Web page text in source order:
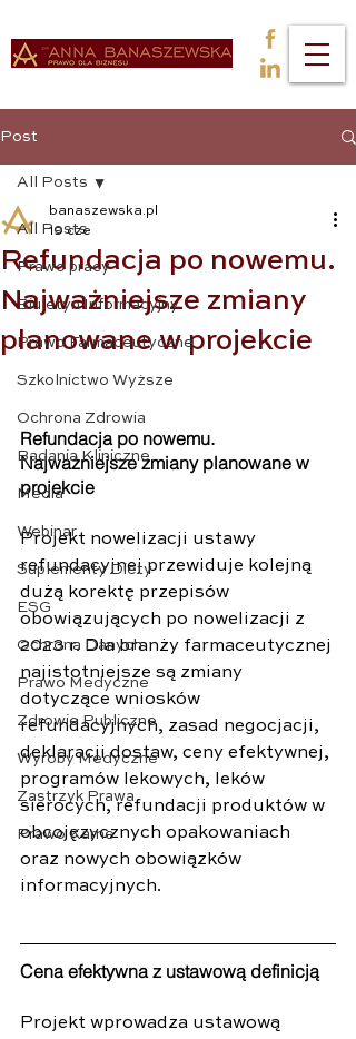
Post
All Posts
Prawo pracy
Biuletyn Informacyjny
Prawo Farmaceutyczne
Szkolnictwo Wyższe
Ochrona Zdrowia
Badania Kliniczne
Media
Webinar
Suplementy Diety
ESG
Ochrona Danych
Prawo Medyczne
Zdrowie Publiczne
Wyroby Medyczne
Zastrzyk Prawa
Prawo Karne
All Posts
Refundacja po nowemu.
Najważniejsze zmiany
planowane w projekcie
banaszewska.pl
19 cze
Refundacja po nowemu.
Najważniejsze zmiany planowane w
projekcie
Projekt nowelizacji ustawy
refundacyjnej przewiduje kolejną
dużą korektę przepisów
obowiązujących po nowelizacji z
2023 r. Dla branży farmaceutycznej
najistotniejsze są zmiany
dotyczące wniosków
refundacyjnych, zasad negocjacji,
deklaracji dostaw, ceny efektywnej,
programów lekowych, leków
sierocych, refundacji produktów w
obcojęzycznych opakowaniach
oraz nowych obowiązków
informacyjnych.
Cena efektywna z ustawową definicją
Projekt wprowadza ustawową